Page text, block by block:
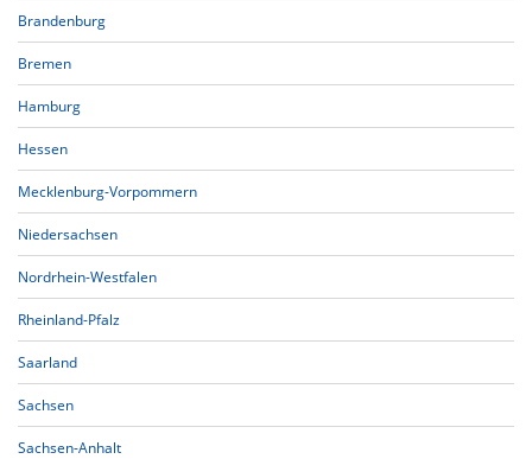
Brandenburg
Bremen
Hamburg
Hessen
Mecklenburg-Vorpommern
Niedersachsen
Nordrhein-Westfalen
Rheinland-Pfalz
Saarland
Sachsen
Sachsen-Anhalt